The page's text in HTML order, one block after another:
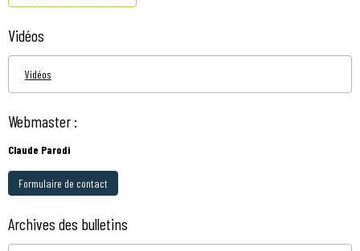
Vidéos
Vidéos
Webmaster :
Claude Parodi
Formulaire de contact
Archives des bulletins